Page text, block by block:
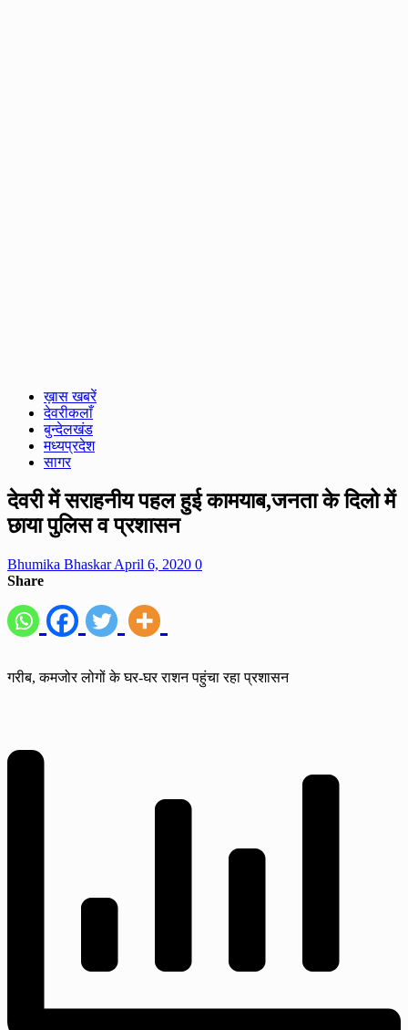
ख़ास खबरें
देवरीकलाँ
बुन्देलखंड
मध्यप्रदेश
सागर
देवरी में सराहनीय पहल हुई कामयाब,जनता के दिलो में
छाया पुलिस व प्रशासन
Bhumika BhaskarApril 6, 2020 0
Share
गरीब, कमजोर लोगों के घर-घर राशन पहुंचा रहा प्रशासन